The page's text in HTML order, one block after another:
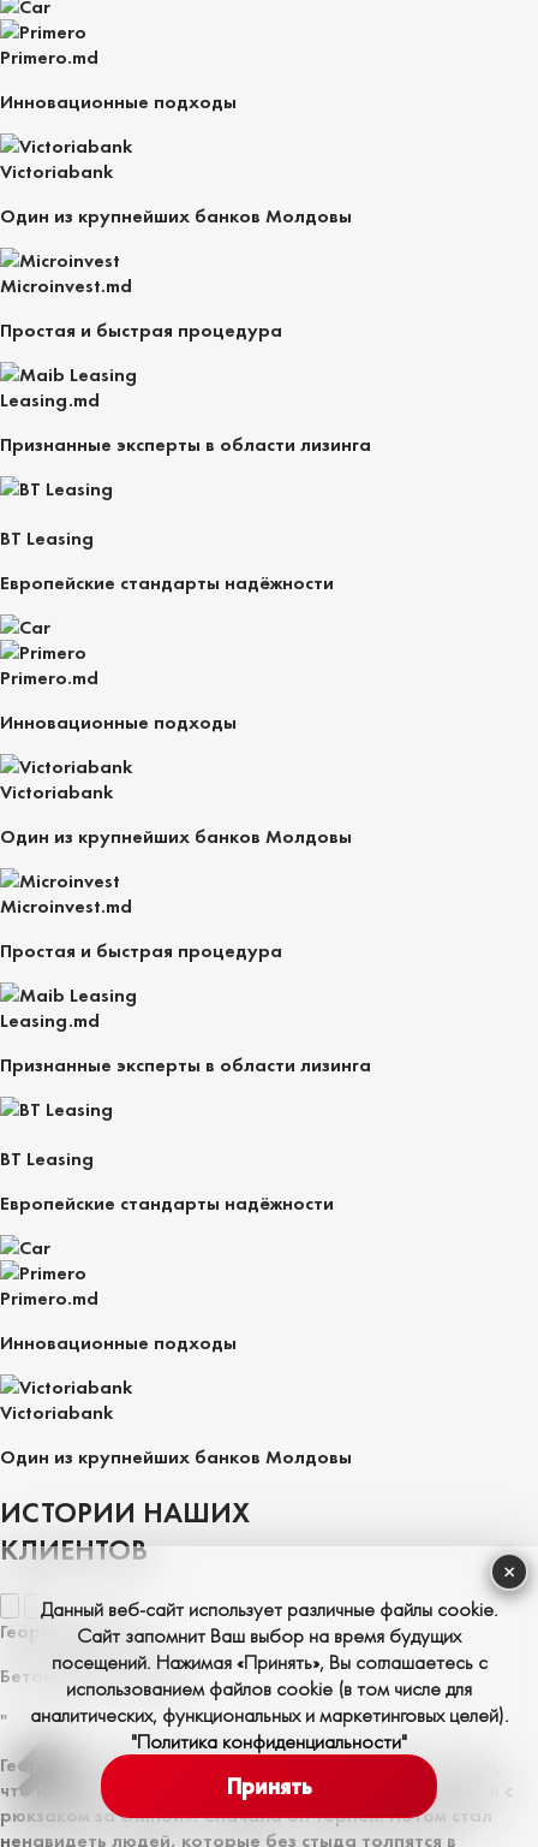
×
Данный веб-сайт использует различные файлы cookie.
Сайт запомнит Ваш выбор на время будущих
посещений. Нажимая «Принять», Вы соглашаетесь с
использованием файлов cookie (в том числе для
аналитических, функциональных и маркетинговых целей).
"Политика конфиденциальности"
Принять
Primero.md
Инновационные подходы
Victoriabank
Один из крупнейших банков Молдовы
Microinvest.md
Простая и быстрая процедура
Leasing.md
Признанные эксперты в области лизинга
BT Leasing
Европейские стандарты надёжности
Primero.md
Инновационные подходы
Victoriabank
Один из крупнейших банков Молдовы
Microinvest.md
Простая и быстрая процедура
Leasing.md
Признанные эксперты в области лизинга
BT Leasing
Европейские стандарты надёжности
Primero.md
Инновационные подходы
Victoriabank
Один из крупнейших банков Молдовы
ИСТОРИИ НАШИХ
КЛИЕНТОВ
Георгий Грозаву
Бетонщик из Чоканы
"
Георгий всегда говорил: «Счастье не в машине. А в том,
что не нужно ездить на работу с тремя пересадками и с
рюкзаком за спиной». Сначала он терпел. Потом стал
ненавидеть людей, которые без стыда толпятся в